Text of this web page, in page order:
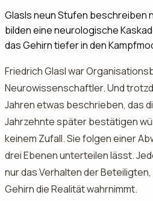
Glasls neun Stufen beschreiben
bilden eine neurologische
das Gehirn tiefer in den
Friedrich Glasl war
Neurowissenschaftler. Und
Jahren etwas beschrieben, das
Jahrzehnte später bestätigen
keinem Zufall. Sie folgen einer
drei Ebenen unterteilen lässt.
nur das Verhalten der
Gehirn die Realität wahrnimmt.